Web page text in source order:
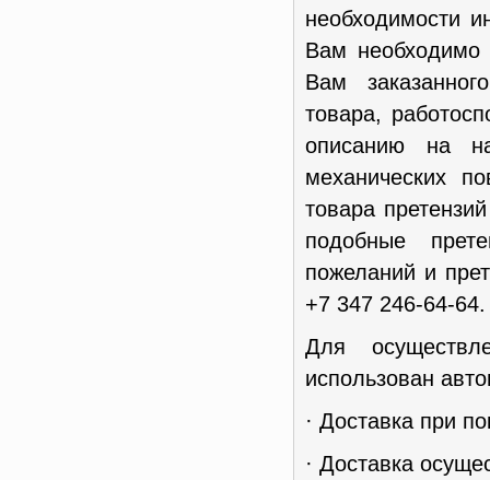
необходимости
Вам
Вам
товара,
описанию на
механических
товара
подобные
пожеланий и
+7 347 246-64-64.
Для
использован
· Доставка при
· Доставка